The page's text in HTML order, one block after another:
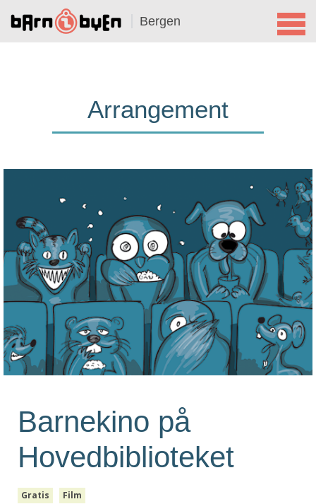
Bergen
Arrangement
Barnekino på
Hovedbiblioteket
Gratis Film